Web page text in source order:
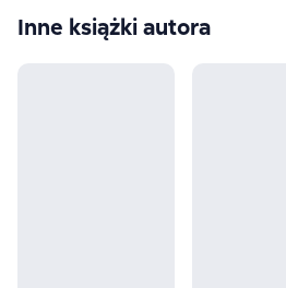
Inne książki autora